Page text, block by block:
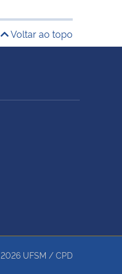
Voltar ao topo
2026 UFSM / CPD